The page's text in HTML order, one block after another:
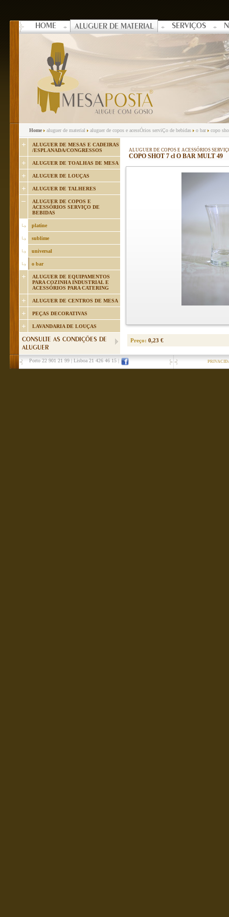
HOME ALUGUER DE MATERIAL SERVIÇOS
Home aluguer de material aluguer de copos e acessÓrios serviÇo de bebidas o bar copo
ALUGUER DE MESAS E CADEIRAS
/ESPLANADA/CONGRESSOS
ALUGUER DE TOALHAS DE MESA
ALUGUER DE LOUÇAS
ALUGUER DE TALHERES
ALUGUER DE COPOS E
ACESSÓRIOS SERVIÇO DE
BEBIDAS
platine
sublime
universal
o bar
ALUGUER DE EQUIPAMENTOS
PARA COZINHA INDUSTRIAL E
ACESSÓRIOS PARA CATERING
ALUGUER DE CENTROS DE MESA
PEÇAS DECORATIVAS
LAVANDARIA DE LOUÇAS
CONSULTE AS CONDIÇÕES DE
ALUGUER
ALUGUER DE COPOS E ACESSÓRIOS
COPO SHOT 7 cl O BAR MULT 49
Preço: 0,23 €
Porto 22 901 21 99 Lisboa 21 426 46 15